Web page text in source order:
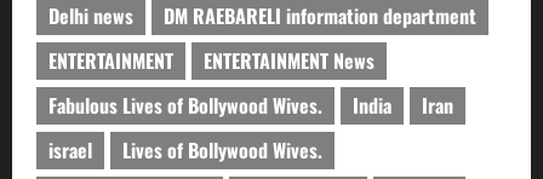
Delhi news
DM RAEBARELI information department
ENTERTAINMENT
ENTERTAINMENT News
Fabulous Lives of Bollywood Wives.
India
Iran
israel
Lives of Bollywood Wives.